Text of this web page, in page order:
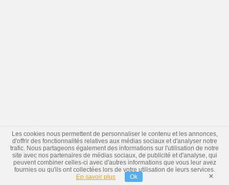
Les cookies nous permettent de personnaliser le contenu et les annonces,
d'offrir des fonctionnalités relatives aux médias sociaux et d'analyser notre
trafic. Nous partageons également des informations sur l'utilisation de notre
site avec nos partenaires de médias sociaux, de publicité et d'analyse, qui
peuvent combiner celles-ci avec d'autres informations que vous leur avez
fournies ou qu'ils ont collectées lors de votre utilisation de leurs services.
En savoir plus
Ok ×